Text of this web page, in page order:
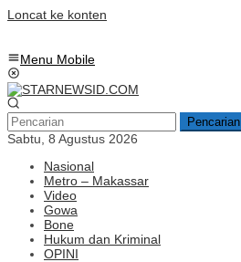
Loncat ke konten
Menu Mobile
Pencarian
Sabtu, 8 Agustus 2026
Nasional
Metro – Makassar
Video
Gowa
Bone
Hukum dan Kriminal
OPINI